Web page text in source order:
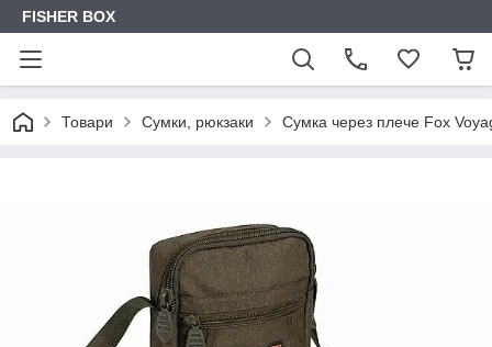
FISHER BOX
Товари Сумки, рюкзаки Сумка через плече Fox